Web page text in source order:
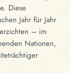
Diese
Jahr für Jahr
– im
Nationen,